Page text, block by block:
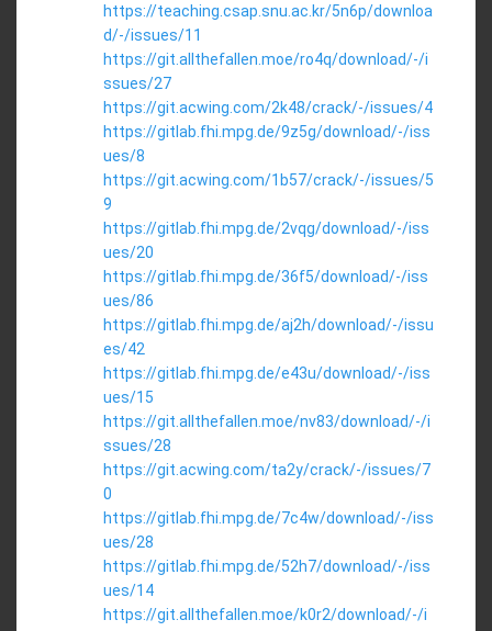
https://teaching.csap.snu.ac.kr/5n6p/downloa
d/-/issues/11
https://git.allthefallen.moe/ro4q/download/-/i
ssues/27
https://git.acwing.com/2k48/crack/-/issues/4
https://gitlab.fhi.mpg.de/9z5g/download/-/iss
ues/8
https://git.acwing.com/1b57/crack/-/issues/5
9
https://gitlab.fhi.mpg.de/2vqg/download/-/iss
ues/20
https://gitlab.fhi.mpg.de/36f5/download/-/iss
ues/86
https://gitlab.fhi.mpg.de/aj2h/download/-/issu
es/42
https://gitlab.fhi.mpg.de/e43u/download/-/iss
ues/15
https://git.allthefallen.moe/nv83/download/-/i
ssues/28
https://git.acwing.com/ta2y/crack/-/issues/7
0
https://gitlab.fhi.mpg.de/7c4w/download/-/iss
ues/28
https://gitlab.fhi.mpg.de/52h7/download/-/iss
ues/14
https://git.allthefallen.moe/k0r2/download/-/i